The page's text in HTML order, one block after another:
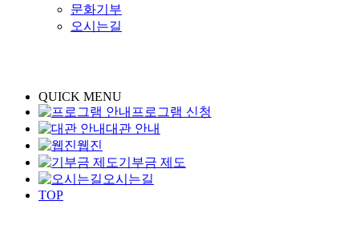
문화기부
오시는길
QUICK MENU
프로그램 신청
대관 안내
웹진
기부금 제도
오시는길
TOP